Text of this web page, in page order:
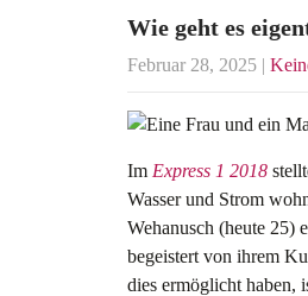
Wie geht es
Februar 28, 2025 |
Im Express 1 2018
Wasser und Strom
Wehanusch (heute 25)
begeistert von ihrem
dies ermöglicht haben,